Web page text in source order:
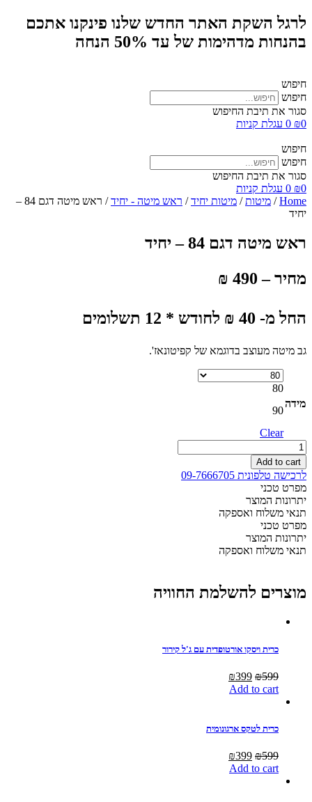
לרגל השקת האתר החדש שלנו פינקנו אתכם
בהנחות מדהימות של עד 50% הנחה
חיפוש
חיפוש
סגור את תיבת החיפוש
₪0
0 עגלת קניות
חיפוש
חיפוש
סגור את תיבת החיפוש
₪0
0 עגלת קניות
Home
/ מיטות/ מיטות יחיד/ ראש מיטה - יחיד
/ ראש מיטה דגם 84 –
יחיד
ראש מיטה דגם 84 – יחיד
מחיר – 490 ₪
החל מ- 40 ₪ לחודש * 12 תשלומים
גב מיטה מעוצב בדוגמא של קפיטונאז'.
מידה
80
90
Clear
ראש
מיטה
דגם
84
-
יחיד
quantity
Add to cart
לרכישה טלפונית 09-7666705
מפרט טכני
יתרונות המוצר
תנאי משלוח ואספקה
מפרט טכני
יתרונות המוצר
תנאי משלוח ואספקה
מוצרים להשלמת החוויה
כרית ויסקו אורטופדית עם ג'ל קירור
₪599
Original
price
₪399
Add to cart
כרית לטקס ארגונומית
₪599
Original
price
₪399
Add to cart